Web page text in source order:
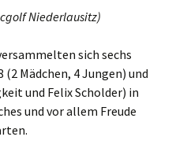
Niederlausitz)
sich sechs
Mäd­chen, 4 Jun­gen) und
und Felix Schol­der) in
und vor allem Freu­de